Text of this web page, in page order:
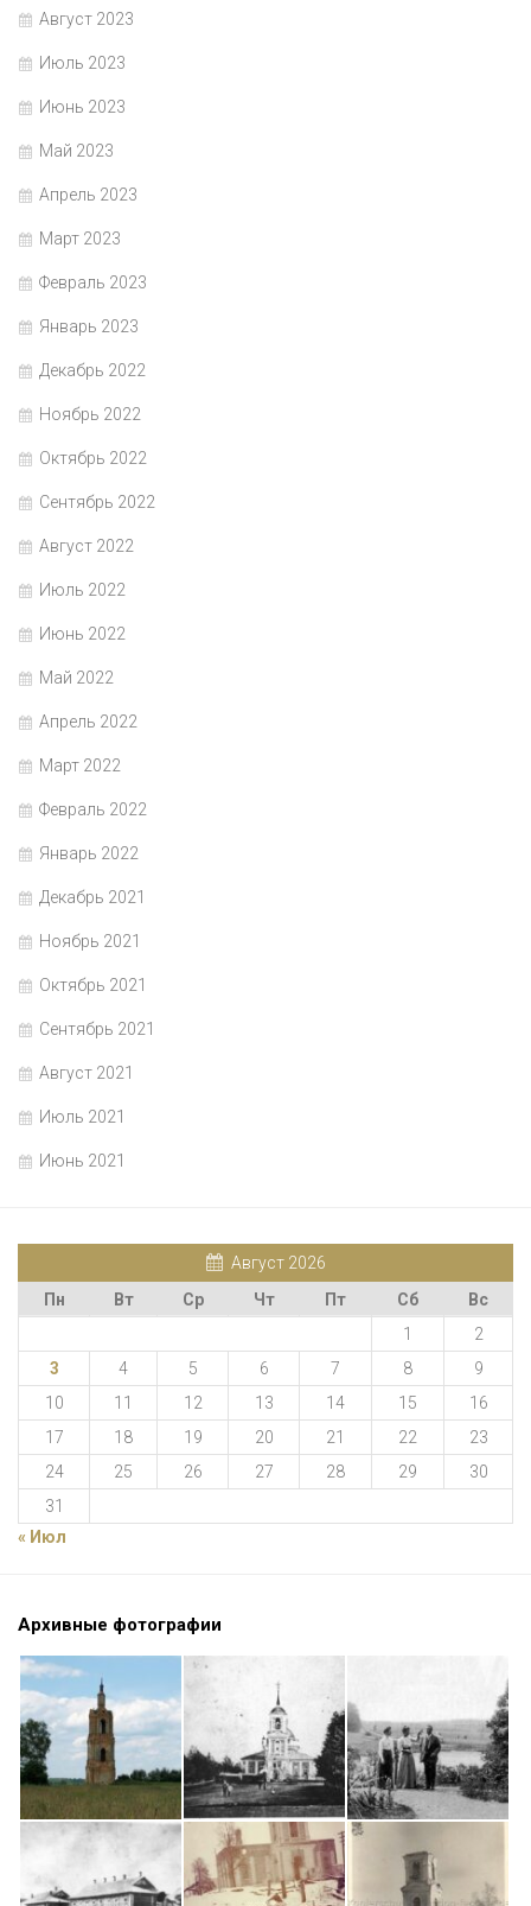
Август 2023
Июль 2023
Июнь 2023
Май 2023
Апрель 2023
Март 2023
Февраль 2023
Январь 2023
Декабрь 2022
Ноябрь 2022
Октябрь 2022
Сентябрь 2022
Август 2022
Июль 2022
Июнь 2022
Май 2022
Апрель 2022
Март 2022
Февраль 2022
Январь 2022
Декабрь 2021
Ноябрь 2021
Октябрь 2021
Сентябрь 2021
Август 2021
Июль 2021
Июнь 2021
Август 2026
Пн
Вт Ср Чт Пт Сб
Вс
1
2
3
4 5 6 7 8
9
10
11 12 13 14 15
16
17
18 19 20 21 22
23
24
25 26 27 28 29
30
31
« Июл
Архивные фотографии